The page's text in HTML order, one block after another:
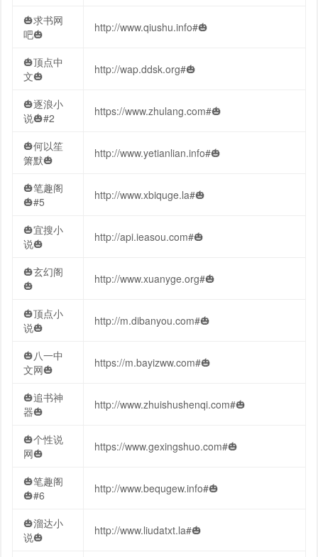
🎃求书网
吧🎃
http://www.qiushu.info#🎃
🎃顶点中
文🎃
http://wap.ddsk.org#🎃
🎃逐浪小
说🎃#2
https://www.zhulang.com#🎃
🎃何以笙
箫默🎃
http://www.yetianlian.info#🎃
🎃笔趣阁
🎃#5
http://www.xbiquge.la#🎃
🎃宜搜小
说🎃
http://api.ieasou.com#🎃
🎃玄幻阁
🎃
http://www.xuanyge.org#🎃
🎃顶点小
说🎃
http://m.dibanyou.com#🎃
🎃八一中
文网🎃
https://m.bayizww.com#🎃
🎃追书神
器🎃
http://www.zhuishushenqi.com#🎃
🎃个性说
网🎃
https://www.gexingshuo.com#🎃
🎃笔趣阁
🎃#6
http://www.bequgew.info#🎃
🎃溜达小
说🎃
http://www.liudatxt.la#🎃